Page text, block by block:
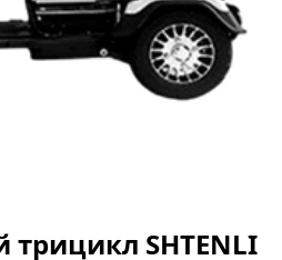
трицикл SHTENLI